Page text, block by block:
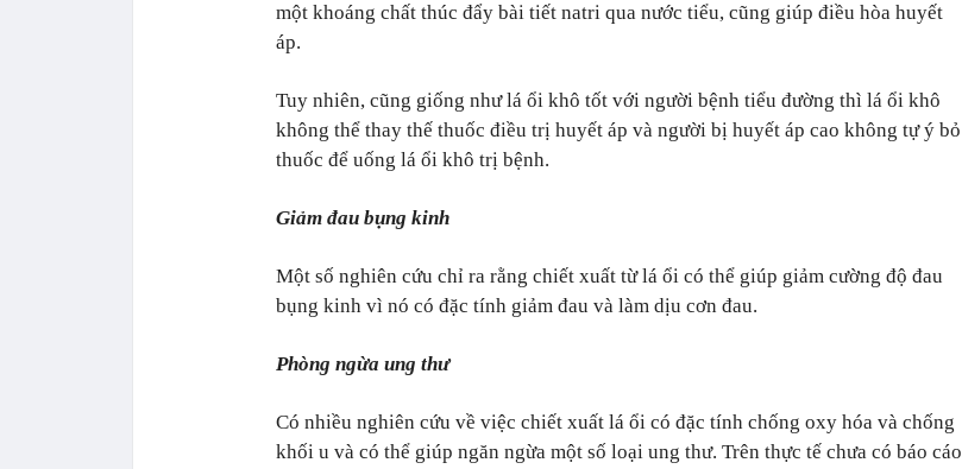
một khoáng chất thúc đẩy bài tiết natri qua nước tiểu, cũng giúp điều hòa huyết
áp.
Tuy nhiên, cũng giống như lá ổi khô tốt với người bệnh tiểu đường thì lá ổi khô
không thể thay thế thuốc điều trị huyết áp và người bị huyết áp cao không tự ý bỏ
thuốc để uống lá ổi khô trị bệnh.
Giảm đau bụng kinh
Một số nghiên cứu chỉ ra rằng chiết xuất từ lá ổi có thể giúp giảm cường độ đau
bụng kinh vì nó có đặc tính giảm đau và làm dịu cơn đau.
Phòng ngừa ung thư
Có nhiều nghiên cứu về việc chiết xuất lá ổi có đặc tính chống oxy hóa và chống
khối u và có thể giúp ngăn ngừa một số loại ung thư. Trên thực tế chưa có báo cáo